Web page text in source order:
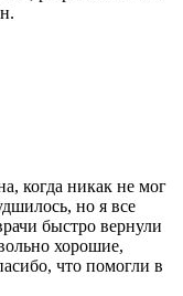
когда никак не мог
но я все
быстро вернули
хорошие,
что помогли в